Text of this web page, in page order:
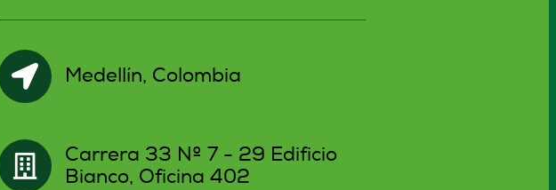
Medellín, Colombia
Carrera 33 Nº 7 - 29 Edificio
Bianco, Oficina 402